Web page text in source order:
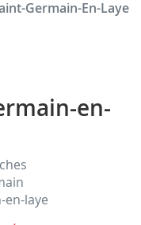
Germain-En-Laye
en-
en-laye